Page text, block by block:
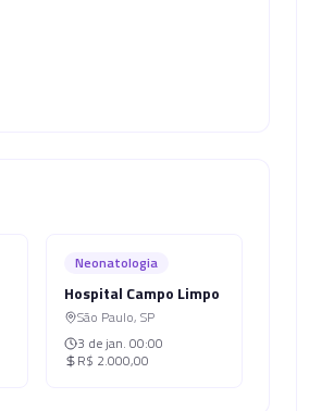
Neonatologia
Hospital Campo Limpo
São Paulo, SP
3 de jan. 00:00
R$ 2.000,00